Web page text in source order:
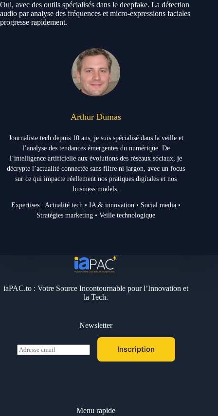
Oui, avec des outils spécialisés dans le deepfake. La détection
audio par analyse des fréquences et micro-expressions faciales
progresse rapidement.
Arthur Dumas
Journaliste tech depuis 10 ans, je suis spécialisé dans la veille et
l’analyse des tendances émergentes du numérique. De
l’intelligence artificielle aux évolutions des réseaux sociaux, je
décrypte l’actualité connectée sans filtre ni jargon, avec un focus
sur ce qui impacte réellement nos pratiques digitales et nos
business models.
Expertises : Actualité tech • IA & innovation • Social media •
Stratégies marketing • Veille technologique
iaPAC.to : Votre Source Incontournable pour l’Innovation et
la Tech.
Newsletter
E
m
Inscription
Menu rapide